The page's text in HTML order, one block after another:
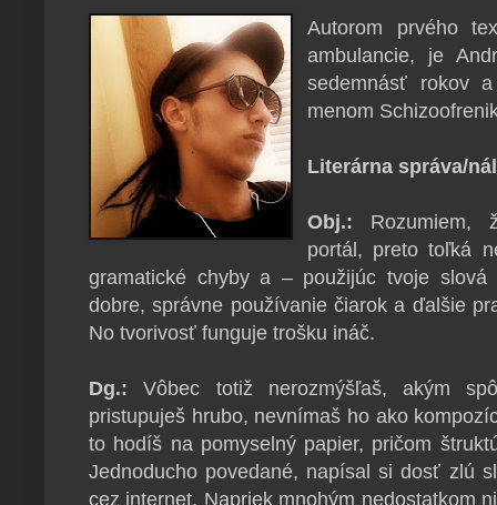
Autorom prvého
ambulancie, je
sedemnásť rokov
menom
Literárna správa/
Obj.: Rozumiem,
portál, preto toľká
gramatické chyby a – použijúc tvoje slová
dobre, správne používanie čiarok a ďalšie
No tvorivosť funguje trošku ináč.
Dg.: Vôbec totiž nerozmýšľaš, akým
pristupuješ hrubo, nevnímaš ho ako
to hodíš na pomyselný papier, pričom
Jednoducho povedané, napísal si dosť zlú
cez internet. Napriek mnohým nedostatkom